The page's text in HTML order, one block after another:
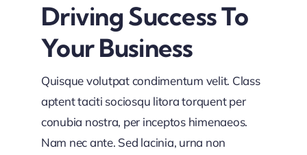
Driving Success To
Your Business
Quisque volutpat condimentum velit. Class
aptent taciti sociosqu litora torquent per
conubia nostra, per inceptos himenaeos.
Nam nec ante. Sed lacinia, urna non